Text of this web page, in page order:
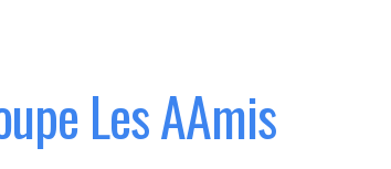
Les AAmis